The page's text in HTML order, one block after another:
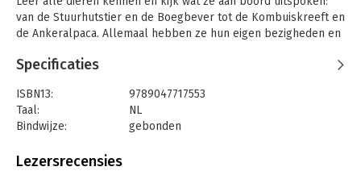
van de Stuurhutstier en de Boegbever tot de Kombuiskreeft en
de Ankeralpaca. Allemaal hebben ze hun eigen bezigheden en
figuren is er ook zomaar een verstekeling aan boord
De makers van Het Bontebeestenhotel hebben opnieuw de
handen ineengeslagen voor De Bontebeestenboot. De
illustraties van Yvon van Oel vormen een geheel waar het
Specificaties
ISBN13:
9789047717553
Taal:
NL
Bindwijze:
gebonden
Uitgever:
Lezersrecensies